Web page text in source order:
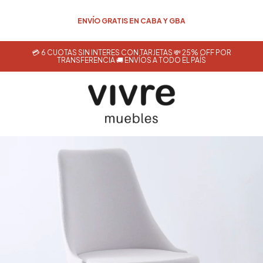
💳 6 CUOTAS SIN INTERÉS CON TARJETAS 💸 25% OFF POR
TRANSFERENCIA 🚚 ENVÍOS A TODO EL PAÍS